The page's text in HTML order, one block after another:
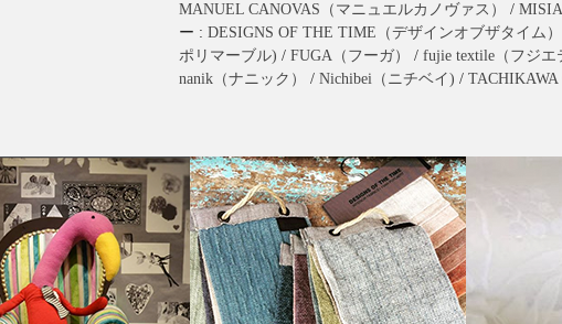
MANUEL CANOVAS（マニュエルカノヴァス）
/
ー : DESIGNS OF THE TIME（デザインオブザタイム）
ポリマーブル) / FUGA（フーガ） / fujie textile（フジエ
nanik（ナニック）
/ Nichibei（ニチベイ) / TACHIKAWA